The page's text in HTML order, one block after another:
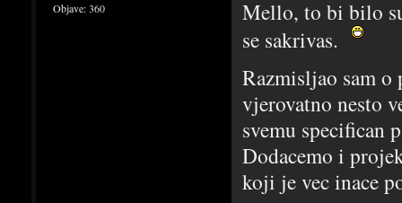
Objave:360
Mello, to bi bilo
se sakrivas.
Razmisljao sam
vjerovatno nesto
svemu specifican
Dodacemo i
koji je vec inace